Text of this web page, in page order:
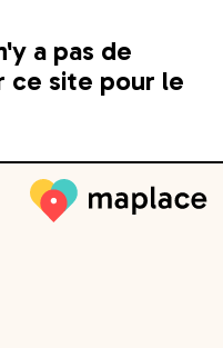
a pas de
ce site pour le